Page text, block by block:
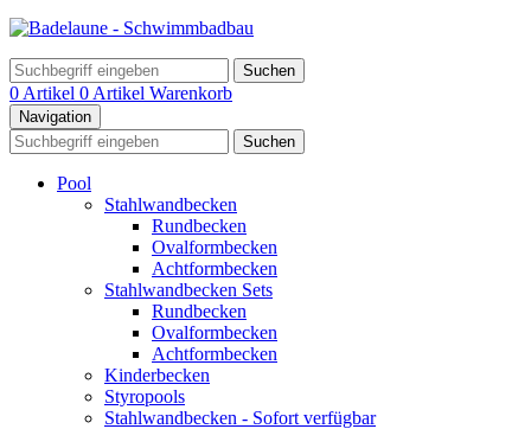
Suchen
0 Artikel 0 Artikel Warenkorb
Navigation
Suchen
Pool
Stahlwandbecken
Rundbecken
Ovalformbecken
Achtformbecken
Stahlwandbecken Sets
Rundbecken
Ovalformbecken
Achtformbecken
Kinderbecken
Styropools
Stahlwandbecken - Sofort verfügbar